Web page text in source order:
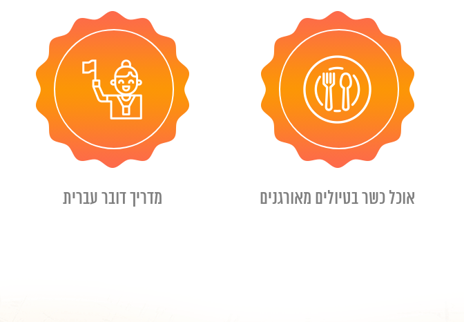
אוכל כשר בטיולים מאורגנים מדריך דובר עברית